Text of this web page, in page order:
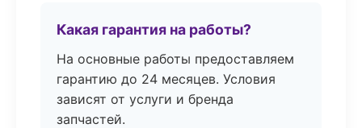
Какая гарантия на работы?
На основные работы предоставляем
гарантию до 24 месяцев. Условия
зависят от услуги и бренда
запчастей.